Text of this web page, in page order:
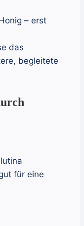
– erst
das
begleitete
für eine